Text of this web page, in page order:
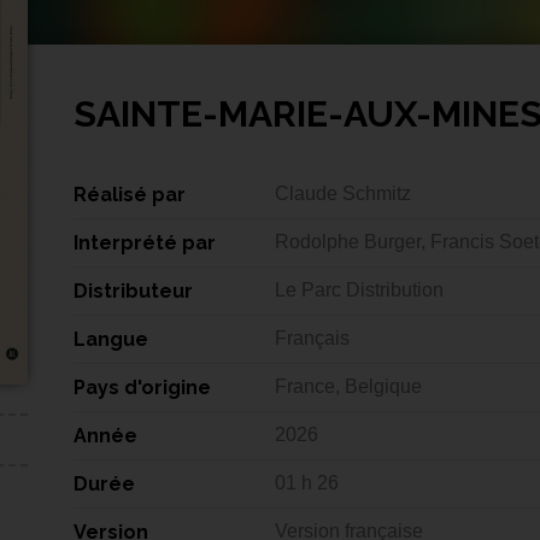
SAINTE-MARIE-AUX-MINES
Réalisé par Claude Schmitz
Interprété par Rodolphe Burger, Francis
Distributeur Le Parc Distribution
Langue Français
Pays d'origine France, Belgique
Année 2026
Durée 01 h 26
Version Version française